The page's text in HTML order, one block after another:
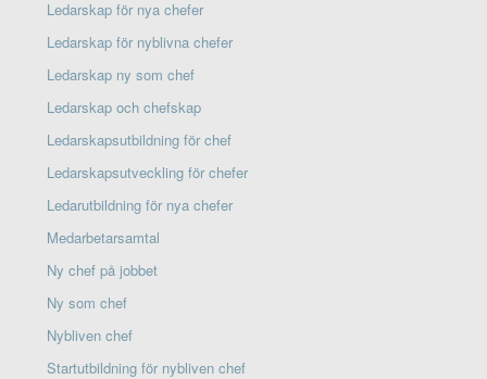
Ledarskap för nya chefer
Ledarskap för nyblivna chefer
Ledarskap ny som chef
Ledarskap och chefskap
Ledarskapsutbildning för chef
Ledarskapsutveckling för chefer
Ledarutbildning för nya chefer
Medarbetarsamtal
Ny chef på jobbet
Ny som chef
Nybliven chef
Startutbildning för nybliven chef